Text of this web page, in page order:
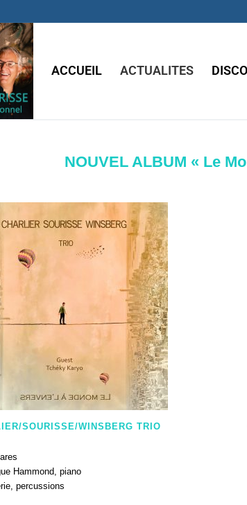
ACCUEIL ACTUALITES
NOUVEL ALBUM « Le
SOURISSE/WINSBERG TRIO
Hammond, piano
percussions